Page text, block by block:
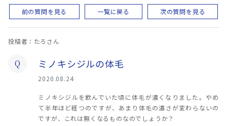
前の質問を見る 一覧に戻る 次の質問を見る
投稿者：たろさん
Q ミノキシジルの体毛
2020.08.24
ミノキシジルを飲んでいた頃に体毛が濃くなりました。やめ
て半年ほど経つのですが、あまり体毛の濃さが変わらないの
ですが、これは無くなるものなのでしょうか？